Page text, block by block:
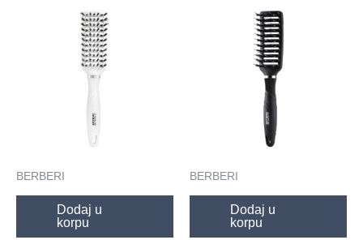
BERBERI
Dodaj u
korpu
BERBERI
Dodaj u
korpu